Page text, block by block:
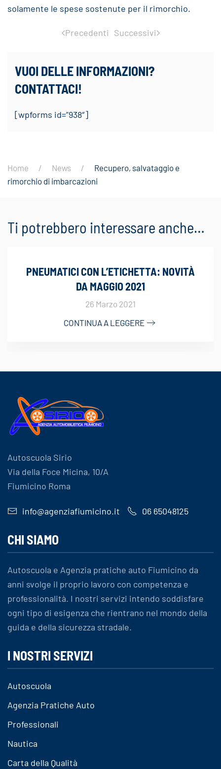
solamente le spese sostenute per il rimorchio.
Precedenti Successivi
VUOI DELLE INFORMAZIONI?
CONTATTACI!
[wpforms id=”938″]
Home News
Recupero, salvataggio e
rimorchio di imbarcazioni
Ti potrebbero interessare anche…
PNEUMATICI CON L’ETICHETTA: NOVITÀ
DA MAGGIO 2021
26 Marzo 2021
CONTINUA A LEGGERE
Autoscuola Sirio
Via della Foce Micina, 10/A
Fiumicino Roma
info@agenziafiumicino.it 06 65048125
CHI SIAMO
Autoscuola e Agenzia pratiche auto Fiumicino da
anni svolge il proprio lavoro con competenza e
professionalità. I nostri servizi intendo soddisfare
ogni tipo di esigenza che rientrano nel mondo della
guida e della sicurezza stradale.
I NOSTRI SERVIZI
Autoscuola
Agenzia Pratiche Auto
Professionali
Nautica
Carta della Qualità